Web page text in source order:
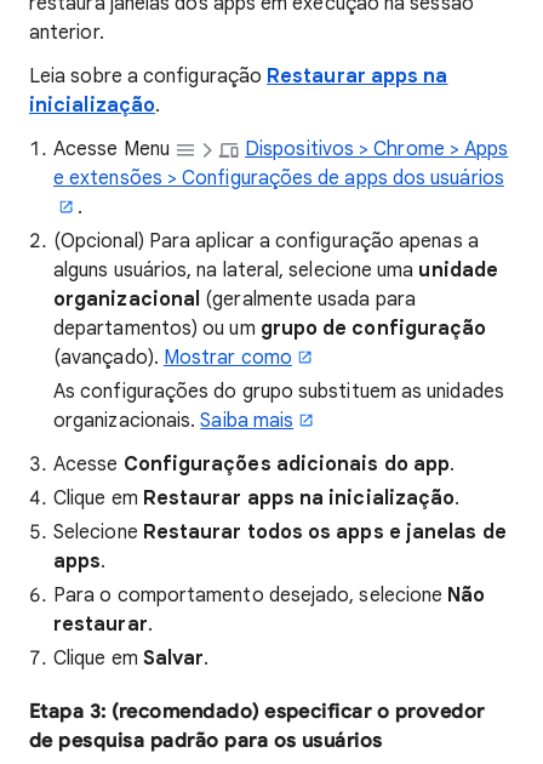
anterior.
Leia sobre a configuração Restaurar apps na
inicialização.
Acesse Menu
Dispositivos > Chrome > Apps
e extensões > Configurações de apps dos usuários
.
(Opcional) Para aplicar a configuração apenas a
alguns usuários, na lateral, selecione uma unidade
organizacional (geralmente usada para
departamentos) ou um grupo de configuração
(avançado). Mostrar como
As configurações do grupo substituem as unidades
organizacionais.Saiba mais
Acesse Configurações adicionais do app.
Clique em Restaurar apps na inicialização.
Selecione Restaurar todos os apps e janelas de
apps.
Para o comportamento desejado, selecione Não
restaurar.
Clique em Salvar.
Etapa 3: (recomendado) especificar o provedor
de pesquisa padrão para os usuários